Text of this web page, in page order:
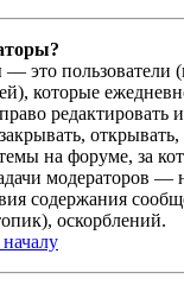
это пользователи
которые
редактировать
на форуме, за
модераторов —
содержания
оскорблений.